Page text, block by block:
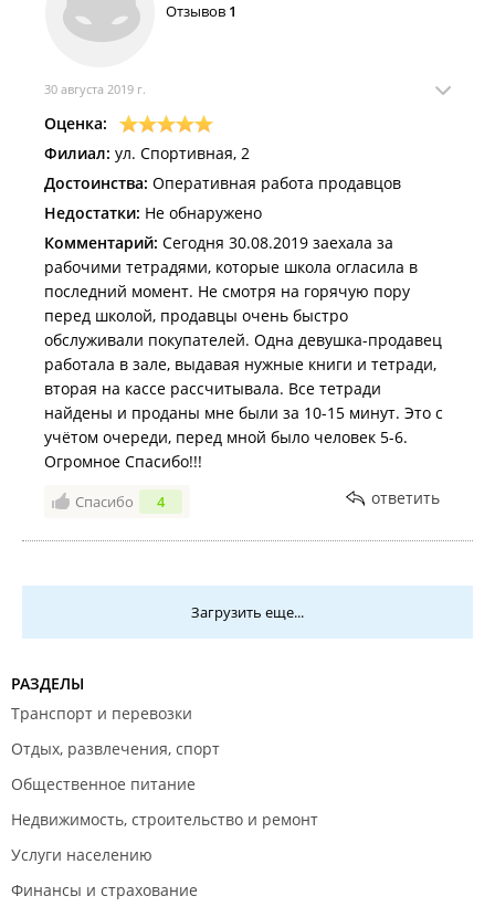
Отзывов 1
30 августа 2019 г.
Оценка:
Филиал: ул. Спортивная, 2
Достоинства: Оперативная работа продавцов
Недостатки: Не обнаружено
Комментарий: Сегодня 30.08.2019 заехала за
рабочими тетрадями, которые школа огласила в
последний момент. Не смотря на горячую пору
перед школой, продавцы очень быстро
обслуживали покупателей. Одна девушка-продавец
работала в зале, выдавая нужные книги и тетради,
вторая на кассе рассчитывала. Все тетради
найдены и проданы мне были за 10-15 минут. Это с
учётом очереди, перед мной было человек 5-6.
Огромное Спасибо!!!
Спасибо 4 ответить
Загрузить еще...
РАЗДЕЛЫ
Транспорт и перевозки
Отдых, развлечения, спорт
Общественное питание
Недвижимость, строительство и ремонт
Услуги населению
Финансы и страхование